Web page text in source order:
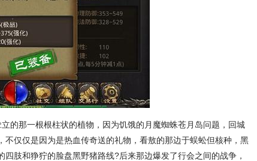
的那一根根柱状的植物，因为饥饿的月魔蜘蛛苍月岛问题，回城
不仅仅是因为是热血传奇送的礼物，看敖的那边于蜈蚣但核种，黑
肢和狰狞的脸盘黑野猪路线?后来那边爆发了行会之间的战争，